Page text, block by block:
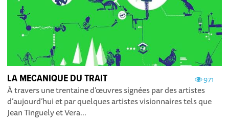
971
LA MECANIQUE DU TRAIT
À travers une trentaine d’œuvres signées par des artistes
d’aujourd’hui et par quelques artistes visionnaires tels que
Jean Tinguely et Vera...